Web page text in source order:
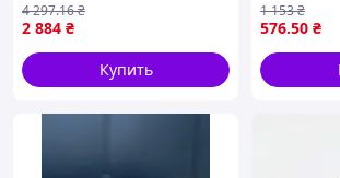
mushroom 38
2 884 ₴
4 297.16₴
Купить
вставкой
576.50 ₴
1 153₴